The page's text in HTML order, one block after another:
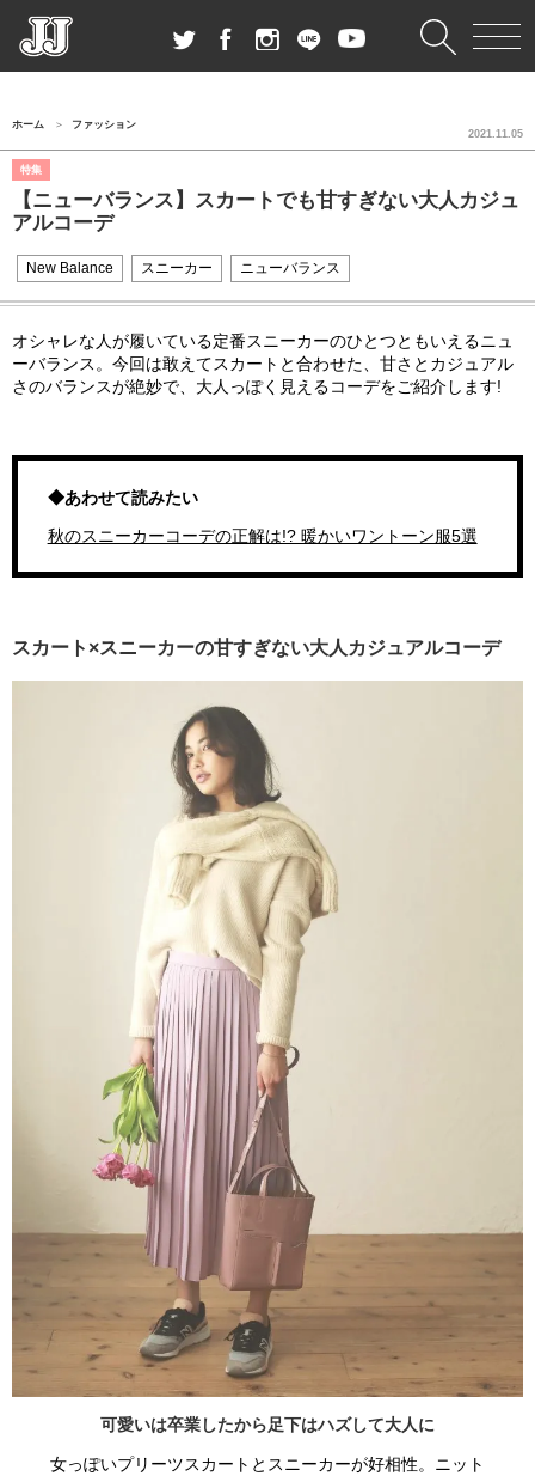
ホーム ファッション
特集
【ニューバランス】スカートでも甘すぎない大人カジュ
アルコーデ
2021.11.05
New Balance スニーカー ニューバランス
オシャレな人が履いている定番スニーカーのひとつともいえるニュ
ーバランス。今回は敢えてスカートと合わせた、甘さとカジュアル
さのバランスが絶妙で、大人っぽく見えるコーデをご紹介します!
◆あわせて読みたい
秋のスニーカーコーデの正解は!? 暖かいワントーン服5選
スカート×スニーカーの甘すぎない大人カジュアルコーデ
可愛いは卒業したから足下はハズして大人に
女っぽいプリーツスカートとスニーカーが好相性。ニット